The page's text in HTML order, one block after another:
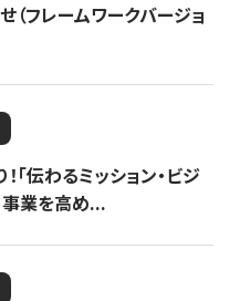
（フレームワークバージョ
「伝わるミッション・ビジ
事業を高め...